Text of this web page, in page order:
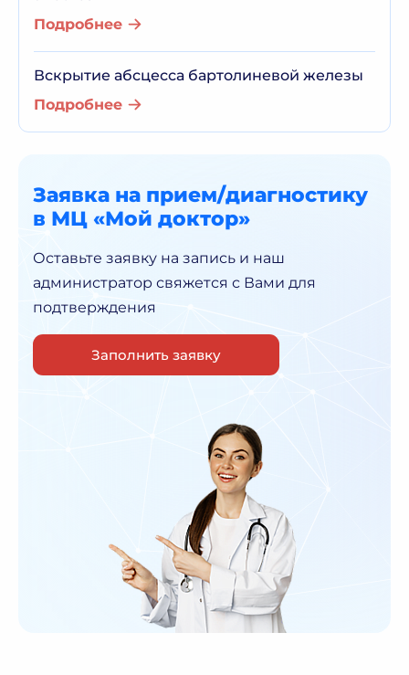
Подробнее
Вскрытие абсцесса бартолиневой железы
Подробнее
Заявка на прием/диагностику
в МЦ «Мой доктор»
Оставьте заявку на запись и наш
администратор свяжется с Вами для
подтверждения
Заполнить заявку